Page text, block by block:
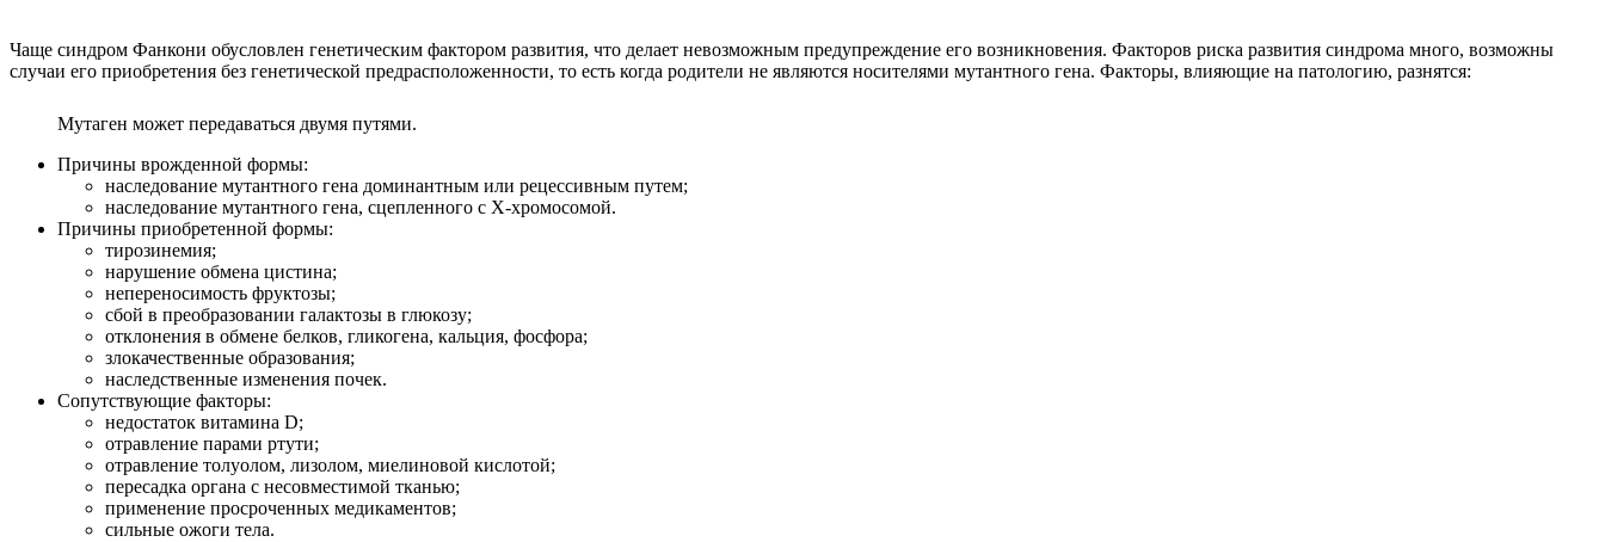
Чаще синдром Фанкони обусловлен генетическим фактором развития, что делает невозможным предупреждение его возникновения. Факторов риска развития синдрома много, возможны
случаи его приобретения без генетической предрасположенности, то есть когда родители не являются носителями мутантного гена. Факторы, влияющие на патологию, разнятся:
Мутаген может передаваться двумя путями.
Причины врожденной формы:
наследование мутантного гена доминантным или рецессивным путем;
наследование мутантного гена, сцепленного с Х-хромосомой.
Причины приобретенной формы:
тирозинемия;
нарушение обмена цистина;
непереносимость фруктозы;
сбой в преобразовании галактозы в глюкозу;
отклонения в обмене белков, гликогена, кальция, фосфора;
злокачественные образования;
наследственные изменения почек.
Сопутствующие факторы:
недостаток витамина D;
отравление парами ртути;
отравление толуолом, лизолом, миелиновой кислотой;
пересадка органа с несовместимой тканью;
применение просроченных медикаментов;
сильные ожоги тела.